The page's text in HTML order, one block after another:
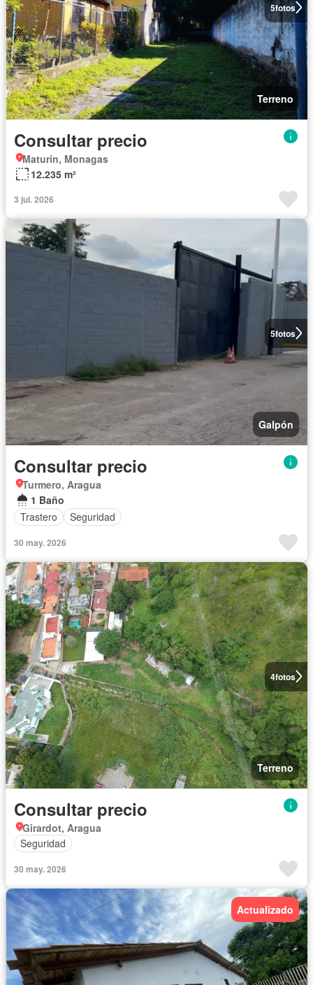
5fotos
Terreno
Consultar precio
Maturin, Monagas
12.235 m²
3 jul. 2026
5fotos
Galpón
Consultar precio
Turmero, Aragua
1 Baño
Trastero
Seguridad
30 may. 2026
4fotos
Terreno
Consultar precio
Girardot, Aragua
Seguridad
30 may. 2026
Actualizado